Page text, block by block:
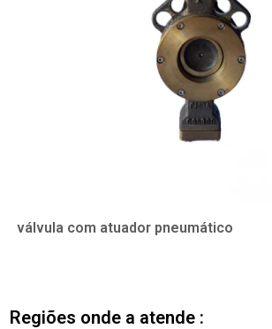
válvula com atuador pneumático
Regiões onde a atende :